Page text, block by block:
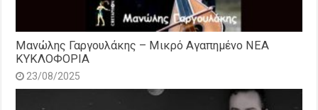
Μανώλης Γαργουλάκης – Μικρό Αγαπημένο NEΑ
ΚΥΚΛΟΦΟΡΙΑ
23/08/2025